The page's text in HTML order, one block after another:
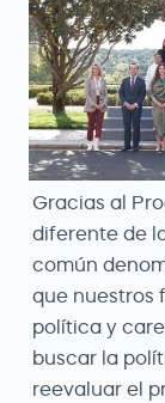
Gracias al
diferente de
común
que nuestros
política y
buscar la
reevaluar el